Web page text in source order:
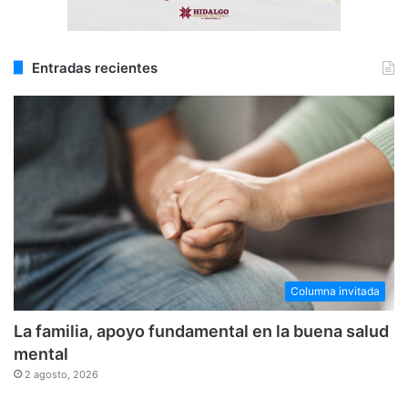
Entradas recientes
Columna invitada
La familia, apoyo fundamental en la buena salud
mental
2 agosto, 2026